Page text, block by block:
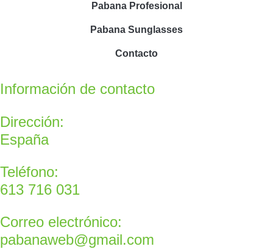
Pabana Profesional
Pabana Sunglasses
Contacto
Información de contacto
Dirección:
España
Teléfono:
613 716 031
Correo electrónico:
pabanaweb@gmail.com